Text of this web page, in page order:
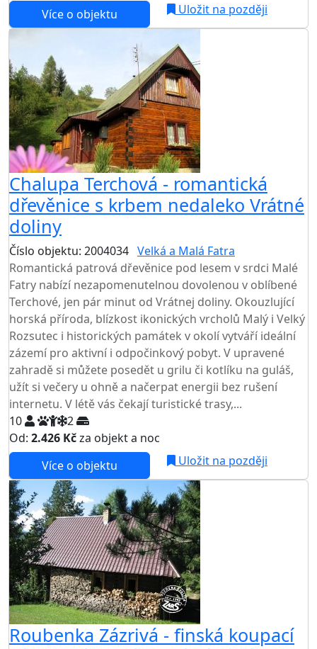
Více o objektu
Uložit na později
Chalupa Terchová - romantická
dřevěnice s krbem nedaleko Vrátné
doliny
Číslo objektu: 2004034 Velká a Malá Fatra
Romantická patrová dřevěnice pod lesem v srdci Malé
Fatry nabízí nezapomenutelnou dovolenou v oblíbené
Terchové, jen pár minut od Vrátnej doliny. Okouzlující
horská příroda, blízkost ikonických vrcholů Malý i Velký
Rozsutec i historických památek v okolí vytváří ideální
zázemí pro aktivní i odpočinkový pobyt. V upravené
zahradě si můžete posedět u grilu či kotlíku na guláš,
užít si večery u ohně a načerpat energii bez rušení
internetu. V létě vás čekají turistické trasy,...
10
2
Od: 2.426 Kčza objekt a noc
Více o objektu
Uložit na později
Roubenka Zázrivá - finská koupací